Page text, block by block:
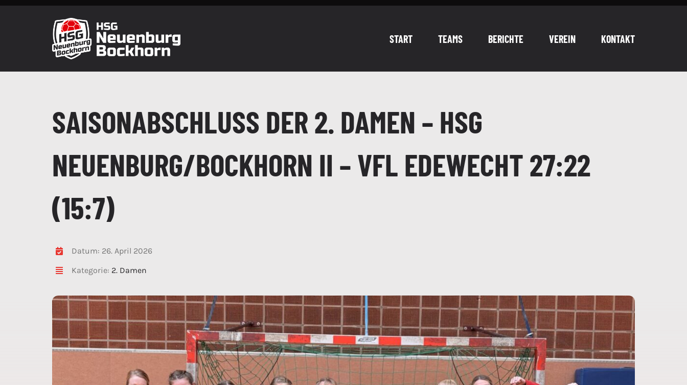
Zum
START TEAMS BERICHTE VEREIN KONTAKT
SAISONABSCHLUSS DER 2. DAMEN – HSG
NEUENBURG/BOCKHORN II – VFL EDEWECHT 27:22
(15:7)
Datum: 26. April 2026
Kategorie: 2. Damen